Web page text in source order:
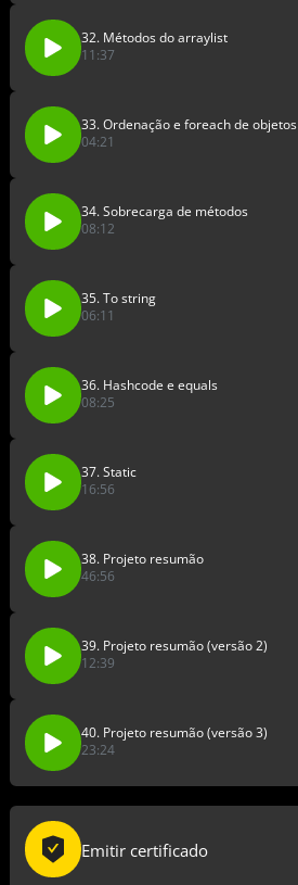
32. Métodos do arraylist
11:37
33. Ordenação e foreach de objetos
04:21
34. Sobrecarga de métodos
08:12
35. To string
06:11
36. Hashcode e equals
08:25
37. Static
16:56
38. Projeto resumão
46:56
39. Projeto resumão (versão 2)
12:39
40. Projeto resumão (versão 3)
23:24
Emitir certificado